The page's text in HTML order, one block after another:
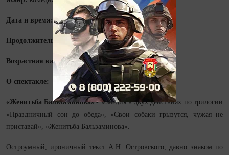
Дата и время: 23 февраля в 18:00
Продолжительность:2 часа 15 минут
Возрастная категория:12+
О спектакле:
«Женитьба Бальзаминова»- комедия в двух действиях по трилогии
«Праздничный сон до обеда», «Свои собаки грызутся, чужая не
приставай», «Женитьба Бальзаминова».
Остроумный, ироничный текст А.Н. Островского, давно знаком по